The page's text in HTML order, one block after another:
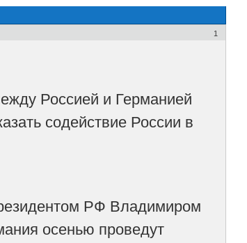
1
Россией и Германией
содействие России в
РФ Владимиром
осенью проведут